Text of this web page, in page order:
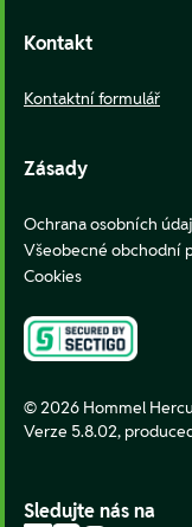
Kontakt
Kontaktní formulář
Zásady
Ochrana osobních
Všeobecné obchodní
Cookies
© 2026 Hommel
Verze 5.8.02,
Sledujte nás na